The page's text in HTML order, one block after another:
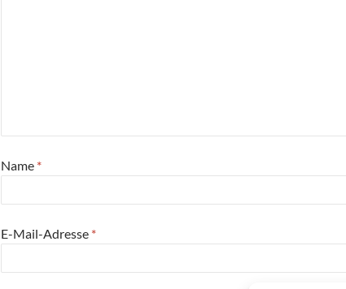
Name *
E-Mail-Adresse *